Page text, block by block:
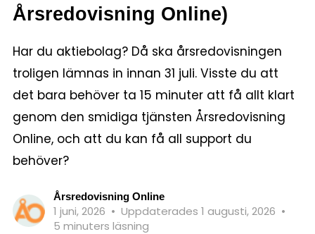
Årsredovisning Online)
Har du aktiebolag? Då ska årsredovisningen
troligen lämnas in innan 31 juli. Visste du att
det bara behöver ta 15 minuter att få allt klart
genom den smidiga tjänsten Årsredovisning
Online, och att du kan få all support du
behöver?
Årsredovisning Online
1 juni, 2026 • Uppdaterades 1 augusti, 2026 •
5 minuters läsning